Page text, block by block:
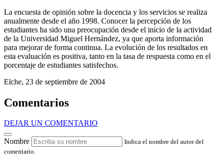
La encuesta de opinión sobre la docencia y los servicios se realiza
anualmente desde el año 1998. Conocer la percepción de los
estudiantes ha sido una preocupación desde el inicio de la actividad
de la Universidad Miguel Hernández, ya que aporta información
para mejorar de forma continua. La evolución de los resultados en
esta evaluación es positiva, tanto en la tasa de respuesta como en el
porcentaje de estudiantes satisfechos.
Elche, 23 de septiembre de 2004
Comentarios
DEJAR UN COMENTARIO
Nombre
Indica el nombre del autor del
comentario.